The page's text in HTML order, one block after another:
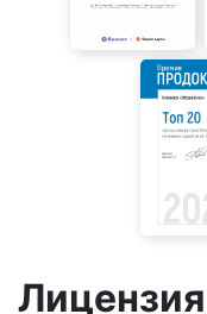
Лицензия